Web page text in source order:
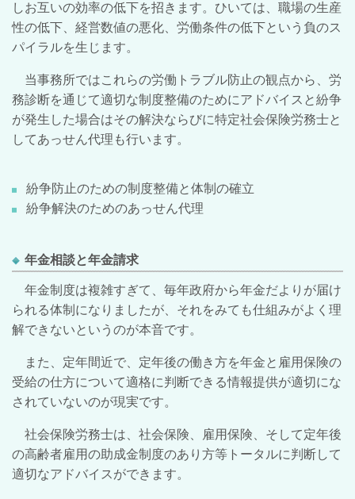
しお互いの効率の低下を招きます。ひいては、職場の生産
性の低下、経営数値の悪化、労働条件の低下という負のス
パイラルを生じます。
当事務所ではこれらの労働トラブル防止の観点から、労
務診断を通じて適切な制度整備のためにアドバイスと紛争
が発生した場合はその解決ならびに特定社会保険労務士と
してあっせん代理も行います。
紛争防止のための制度整備と体制の確立
紛争解決のためのあっせん代理
年金相談と年金請求
年金制度は複雑すぎて、毎年政府から年金だよりが届け
られる体制になりましたが、それをみても仕組みがよく理
解できないというのが本音です。
また、定年間近で、定年後の働き方を年金と雇用保険の
受給の仕方について適格に判断できる情報提供が適切にな
されていないのが現実です。
社会保険労務士は、社会保険、雇用保険、そして定年後
の高齢者雇用の助成金制度のあり方等トータルに判断して
適切なアドバイスができます。